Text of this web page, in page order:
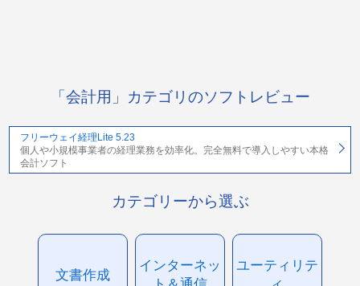
「会計用」カテゴリのソフトレビュー
フリーウェイ経理Lite 5.23
個人や小規模事業者の経理業務を効率化。完全無料で導入しやすい本格
会計ソフト
カテゴリーから選ぶ
文書作成
インターネッ
ユーティリテ